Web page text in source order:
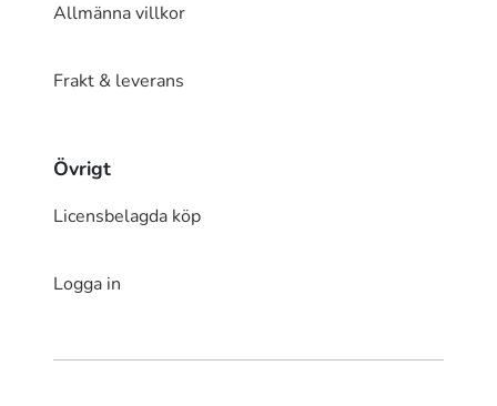
Allmänna villkor
Frakt & leverans
Övrigt
Licensbelagda köp
Logga in